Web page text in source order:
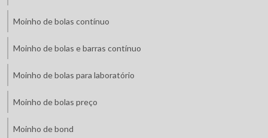
Moinho de bolas contínuo
Moinho de bolas e barras contínuo
Moinho de bolas para laboratório
Moinho de bolas preço
Moinho de bond